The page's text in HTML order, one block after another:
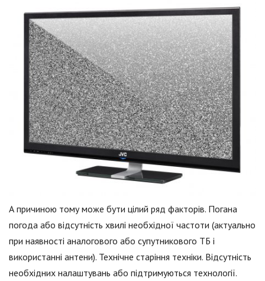
А причиною тому може бути цілий ряд факторів. Погана
погода або відсутність хвилі необхідної частоти (актуально
при наявності аналогового або супутникового ТБ і
використанні антени). Технічне старіння техніки. Відсутність
необхідних налаштувань або підтримуються технології.